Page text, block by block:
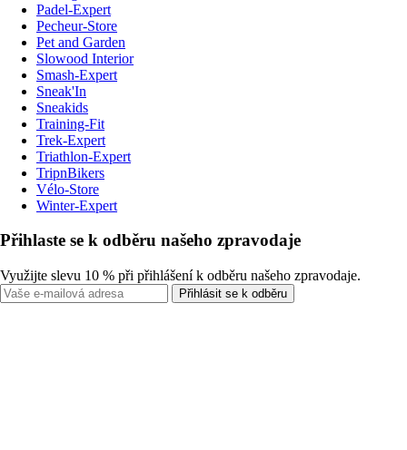
Padel-Expert
Pecheur-Store
Pet and Garden
Slowood Interior
Smash-Expert
Sneak'In
Sneakids
Training-Fit
Trek-Expert
Triathlon-Expert
TripnBikers
Vélo-Store
Winter-Expert
Přihlaste se k odběru našeho zpravodaje
Využijte slevu 10 % při přihlášení k odběru našeho zpravodaje.
Přihlásit se k odběru